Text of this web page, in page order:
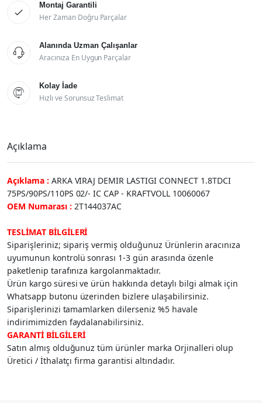

Montaj Garantili
Her Zaman Doğru Parçalar

Alanında Uzman Çalışanlar
Aracınıza En Uygun Parçalar

Kolay İade
Hızlı ve Sorunsuz Teslimat
Açıklama
Açıklama : ARKA VIRAJ DEMIR LASTIGI CONNECT 1.8TDCI
75PS/90PS/110PS 02/- IC CAP - KRAFTVOLL 10060067
OEM Numarası : 2T144037AC
TESLİMAT BİLGİLERİ
Siparişleriniz; sipariş vermiş olduğunuz Ürünlerin aracınıza
uyumunun kontrolü sonrası 1-3 gün arasında özenle
paketlenip tarafınıza kargolanmaktadır.
Ürün kargo süresi ve ürün hakkında detaylı bilgi almak için
Whatsapp butonu üzerinden bizlere ulaşabilirsiniz.
Siparişlerinizi tamamlarken dilerseniz %5 havale
indirimimizden faydalanabilirsiniz.
GARANTİ BİLGİLERİ
Satın almış olduğunuz tüm ürünler marka Orjinalleri olup
Üretici / İthalatçı firma garantisi altındadır.